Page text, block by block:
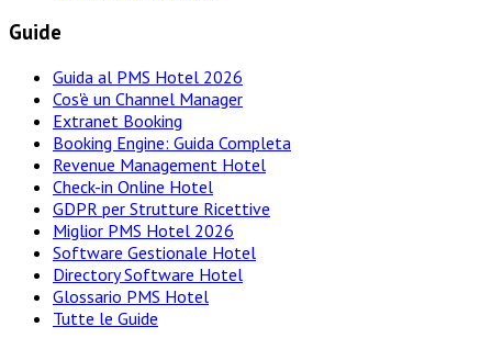
Guide
Guida al PMS Hotel 2026
Cos'è un Channel Manager
Extranet Booking
Booking Engine: Guida Completa
Revenue Management Hotel
Check-in Online Hotel
GDPR per Strutture Ricettive
Miglior PMS Hotel 2026
Software Gestionale Hotel
Directory Software Hotel
Glossario PMS Hotel
Tutte le Guide